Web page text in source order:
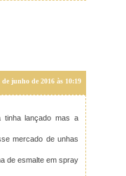
de junho de 2016 às 10:19
tinha lançado mas a
mercado de unhas
de esmalte em spray